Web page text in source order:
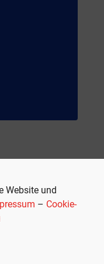
Website und
– Cookie-